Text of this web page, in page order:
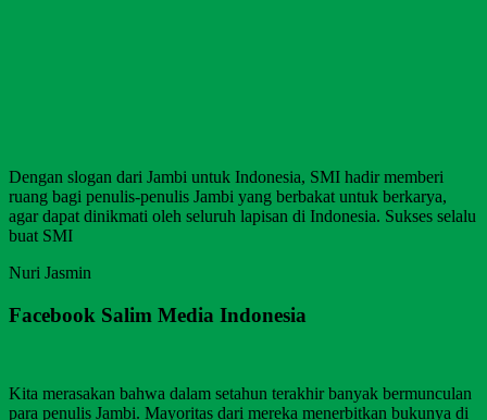
Dengan slogan dari Jambi untuk Indonesia, SMI hadir memberi
ruang bagi penulis-penulis Jambi yang berbakat untuk berkarya,
agar dapat dinikmati oleh seluruh lapisan di Indonesia. Sukses selalu
buat SMI
Nuri Jasmin
Facebook Salim Media Indonesia
Kita merasakan bahwa dalam setahun terakhir banyak bermunculan
para penulis Jambi. Mayoritas dari mereka menerbitkan bukunya di